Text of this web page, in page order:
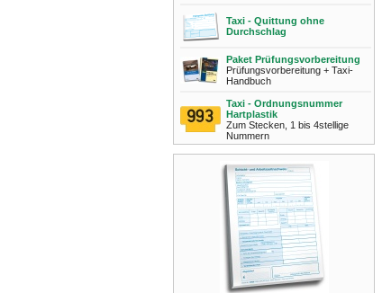
Taxi - Quittung ohne
Durchschlag
Paket Prüfungsvorbereitung
Prüfungsvorbereitung + Taxi-
Handbuch
Taxi - Ordnungsnummer
Hartplastik
Zum Stecken, 1 bis 4stellige
Nummern